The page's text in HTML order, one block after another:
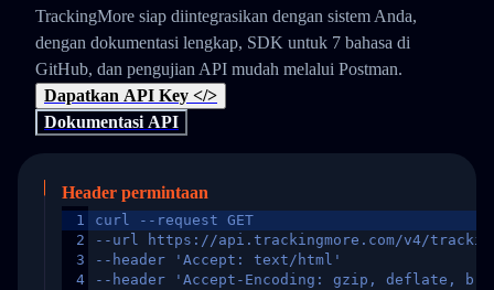
TrackingMore siap diintegrasikan dengan sistem Anda,
dengan dokumentasi lengkap, SDK untuk 7 bahasa di
GitHub, dan pengujian API mudah melalui Postman.
Dapatkan API Key </>
Dokumentasi API
Header permintaan
1
2
3
4
curl --request GET
--url https://api.trackingmore.com/v4/trackings/
--header 'Accept: text/html'
--header 'Accept-Encoding: gzip, deflate,